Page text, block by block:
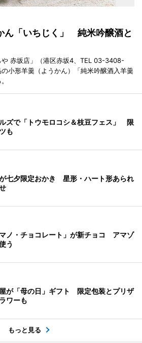
ん「いちじく」 純米吟醸酒と
赤坂店」（港区赤坂4、TEL 03-3408-
小形羊羹（ようかん）「純米吟醸酒入羊羹
ズで「トウモロコシ＆枝豆フェス」 限
も
七夕限定おかき 星形・ハート形あられ
ノ・チョコレート」が新チョコ アマゾ
う
が「母の日」ギフト 限定包装とプリザ
ワーも
もっと見る